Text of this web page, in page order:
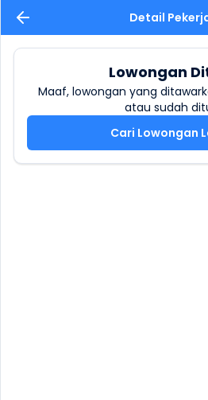
Detail
Lowongan
Maaf, lowongan yang
atau sudah
Cari Lowongan